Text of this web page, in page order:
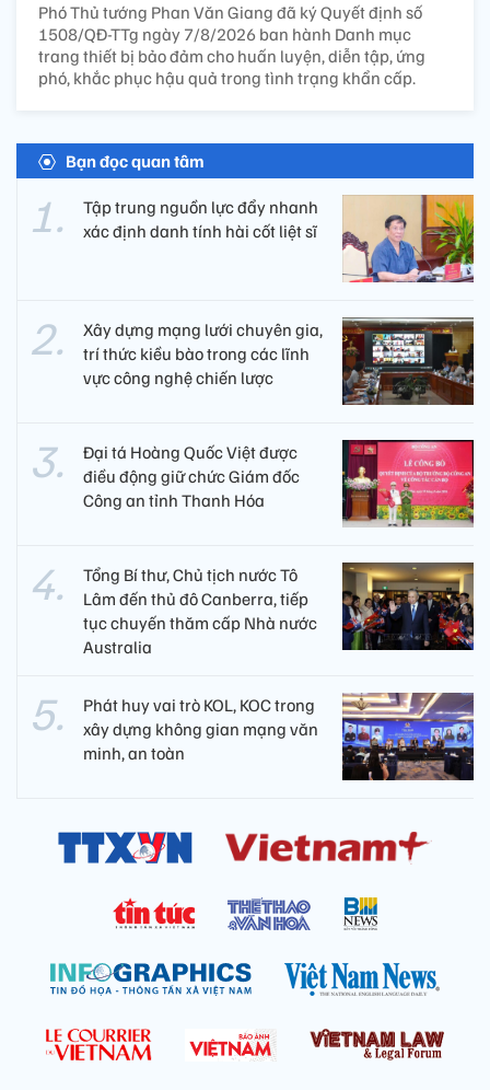
Phó Thủ tướng Phan Văn Giang đã ký Quyết định số
1508/QĐ-TTg ngày 7/8/2026 ban hành Danh mục
trang thiết bị bảo đảm cho huấn luyện, diễn tập, ứng
phó, khắc phục hậu quả trong tình trạng khẩn cấp.
Bạn đọc quan tâm
Tập trung nguồn lực đẩy nhanh
xác định danh tính hài cốt liệt sĩ
Xây dựng mạng lưới chuyên gia,
trí thức kiều bào trong các lĩnh
vực công nghệ chiến lược
Đại tá Hoàng Quốc Việt được
điều động giữ chức Giám đốc
Công an tỉnh Thanh Hóa
Tổng Bí thư, Chủ tịch nước Tô
Lâm đến thủ đô Canberra, tiếp
tục chuyến thăm cấp Nhà nước
Australia
Phát huy vai trò KOL, KOC trong
xây dựng không gian mạng văn
minh, an toàn